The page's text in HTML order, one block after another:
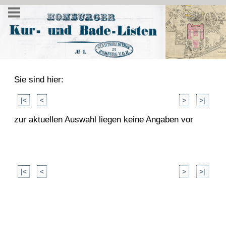
Sie sind hier:
|< < > >|
zur aktuellen Auswahl liegen keine Angaben vor
|< < > >|